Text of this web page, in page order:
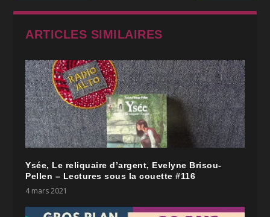
ARTICLES SIMILAIRES
Ysée, Le reliquaire d’argent, Evelyne Brisou-
Pellen – Lectures sous la couette #116
4 mars 2021